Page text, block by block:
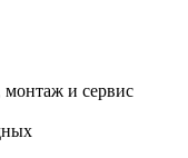
и сервис